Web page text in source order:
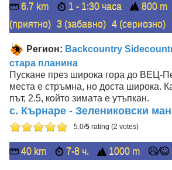
6.7 km 1 - 1:30 часа 800 m
(приятно) 3 (забавно) 4 (сериозно)
Регион: Backcountry
стара планина
Пускане през широка гора до ВЕЦ-
места е стръмна, но доста широка.
път, 2.5, който зимата е утъпкан.
с. Кърнаре - Зелениковски
5.0/5 rating (2 votes)
40 km 7-8 ч. 1000 m